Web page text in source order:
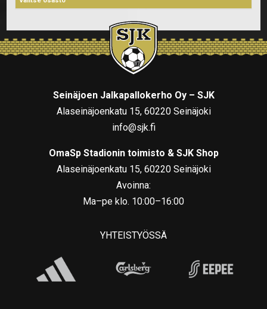
Seinäjoen Jalkapallokerho Oy – SJK
Alaseinäjoenkatu 15, 60220 Seinäjoki
info@sjk.fi
OmaSp Stadionin toimisto & SJK Shop
Alaseinäjoenkatu 15, 60220 Seinäjoki
Avoinna:
Ma–pe klo. 10:00–16:00
YHTEISTYÖSSÄ